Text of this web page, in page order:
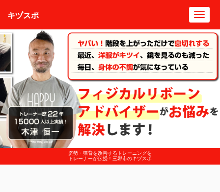
姿勢・猫背を改善するトレーニングを
トレーナーが伝授！三郷市のキヅスポ
キヅスポ